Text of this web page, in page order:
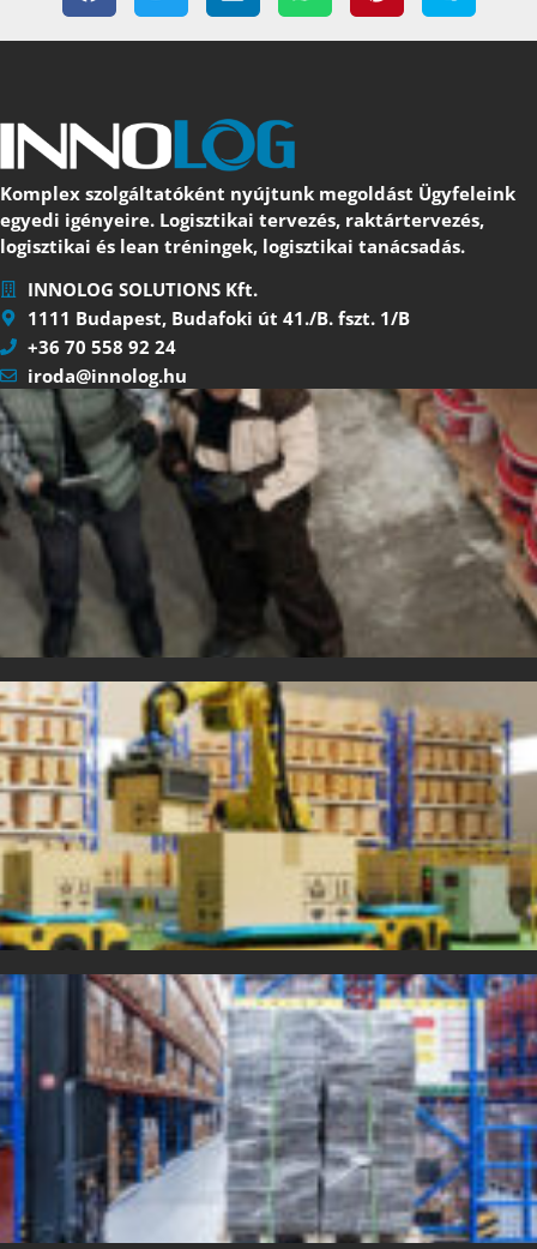
Komplex szolgáltatóként nyújtunk megoldást Ügyfeleink
egyedi igényeire. Logisztikai tervezés, raktártervezés,
logisztikai és lean tréningek, logisztikai tanácsadás.
INNOLOG SOLUTIONS Kft.
1111 Budapest, Budafoki út 41./B. fszt. 1/B
+36 70 558 92 24
iroda@innolog.hu